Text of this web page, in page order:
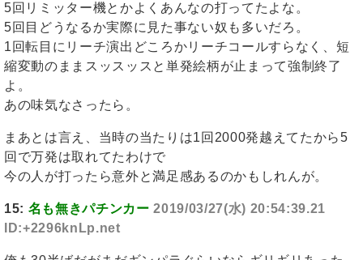
5回リミッター機とかよくあんなの打ってたよな。
5回目どうなるか実際に見た事ない奴も多いだろ。
1回転目にリーチ演出どころかリーチコールすらなく、短
縮変動のままスッスッスと単発絵柄が止まって強制終了
よ。
あの味気なさったら。
まあとは言え、当時の当たりは1回2000発越えてたから5
回で万発は取れてたわけで
今の人が打ったら意外と満足感あるのかもしれんが。
15: 名も無きパチンカー 2019/03/27(水) 20:54:39.21
ID:+2296knLp.net